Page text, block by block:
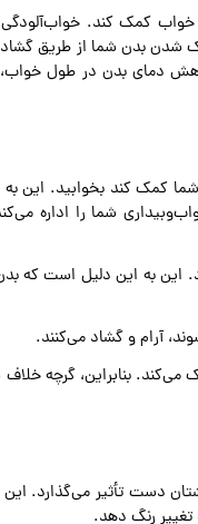
خواب کمک کند.
شدن بدن شما از طریق
دمای بدن در طول خواب،
کمک کند بخوابید. این به
یک ساعت داخلی ۲۴ ساعته که چرخه خواب‌وبیداری شما را
این به این دلیل است که
آرام و گشاد می‌کنند.
بنابراین، گرچه
دست تأثیر می‌گذارد. این
رنگ دهد.